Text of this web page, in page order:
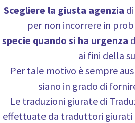
Scegliere la giusta agenzia
per non incorrere in
specie quando si ha urgenza
ai fini della
Per tale motivo è sempre
siano in grado di
Le traduzioni giurate di
effettuate da traduttori giurati